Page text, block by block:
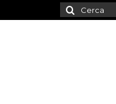
Cerca: